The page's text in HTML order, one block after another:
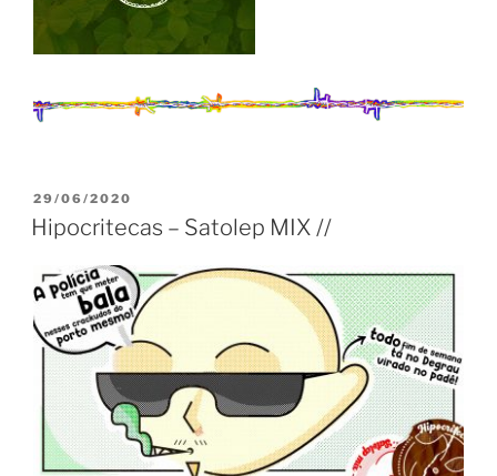
PUBLICADO
EM
29/06/2020
Hipocritecas – Satolep MIX //